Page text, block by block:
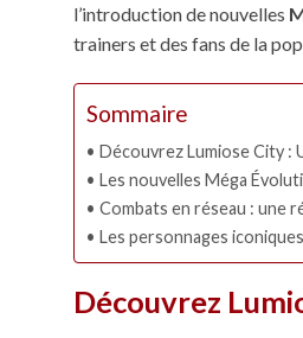
l’introduction de nouvelles
trainers et des fans de la
Sommaire
Découvrez Lumiose City :
Les nouvelles Méga
Combats en réseau : une
Les personnages
Découvrez